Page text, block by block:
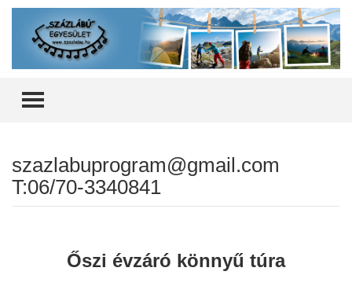
TOGGLE MENU
szazlabuprogram@gmail.com
T:06/70-3340841
Őszi évzáró könnyű túra